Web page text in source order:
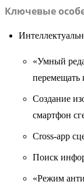
Ключевые
«Умный
перемещать
Создание
смартфон
Cross‑app
Поиск
«Режим